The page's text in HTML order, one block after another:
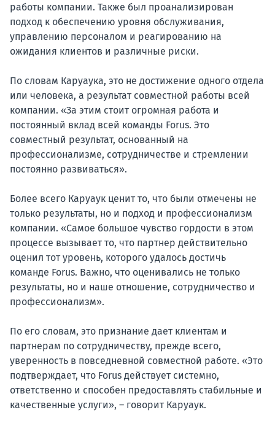
работы компании. Также был проанализирован
подход к обеспечению уровня обслуживания,
управлению персоналом и реагированию на
ожидания клиентов и различные риски.
По словам Каруаука, это не достижение одного отдела
или человека, а результат совместной работы всей
компании. «За этим стоит огромная работа и
постоянный вклад всей команды Forus. Это
совместный результат, основанный на
профессионализме, сотрудничестве и стремлении
постоянно развиваться».
Более всего Каруаук ценит то, что были отмечены не
только результаты, но и подход и профессионализм
компании. «Самое большое чувство гордости в этом
процессе вызывает то, что партнер действительно
оценил тот уровень, которого удалось достичь
команде Forus. Важно, что оценивались не только
результаты, но и наше отношение, сотрудничество и
профессионализм».
По его словам, это признание дает клиентам и
партнерам по сотрудничеству, прежде всего,
уверенность в повседневной совместной работе. «Это
подтверждает, что Forus действует системно,
ответственно и способен предоставлять стабильные и
качественные услуги», – говорит Каруаук.